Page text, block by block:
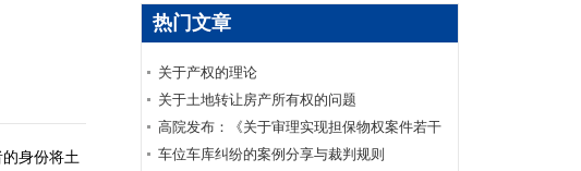
身份将土
热门文章
关于产权的理论
关于土地转让房产所有权的问题
高院发布：《关于审理实现担保物权案件若干
问题的解答》
车位车库纠纷的案例分享与裁判规则